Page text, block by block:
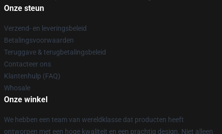
Onze steun
Verzend- en leveringsbeleid
Betalingsvoorwaarden
Teruggave & terugbetalingsbeleid
Contacteer ons
Klantenhulp (FAQ)
Whosale
Onze winkel
We hebben een team van wereldklasse dat producten heeft
ontworpen met een hoge kwaliteit en een prachtig design. Niet alleen